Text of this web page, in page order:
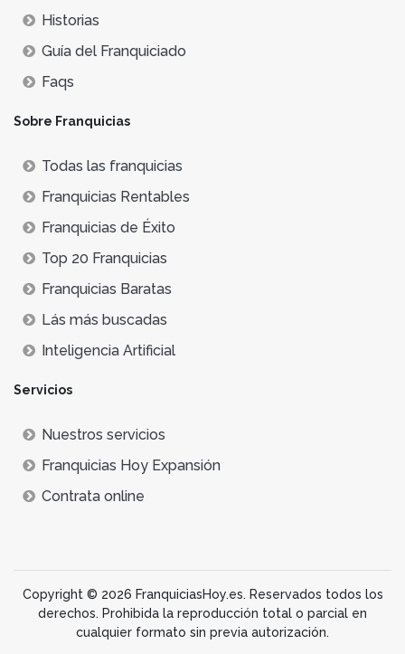
Historias
Guía del Franquiciado
Faqs
Sobre Franquicias
Todas las franquicias
Franquicias Rentables
Franquicias de Éxito
Top 20 Franquicias
Franquicias Baratas
Lás más buscadas
Inteligencia Artificial
Servicios
Nuestros servicios
Franquicias Hoy Expansión
Contrata online
Copyright © 2026 FranquiciasHoy.es. Reservados todos los
derechos. Prohibida la reproducción total o parcial en
cualquier formato sin previa autorización.